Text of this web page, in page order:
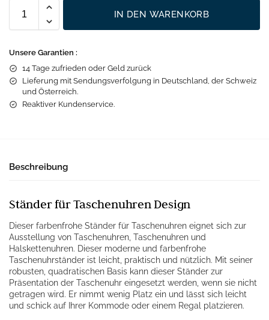
IN DEN WARENKORB
Unsere Garantien :
14 Tage zufrieden oder Geld zurück
Lieferung mit Sendungsverfolgung in Deutschland, der Schweiz
und Österreich.
Reaktiver Kundenservice.
Beschreibung
Ständer für Taschenuhren Design
Dieser farbenfrohe Ständer für Taschenuhren eignet sich zur
Ausstellung von Taschenuhren, Taschenuhren und
Halskettenuhren. Dieser moderne und farbenfrohe
Taschenuhrständer ist leicht, praktisch und nützlich. Mit seiner
robusten, quadratischen Basis kann dieser Ständer zur
Präsentation der Taschenuhr eingesetzt werden, wenn sie nicht
getragen wird. Er nimmt wenig Platz ein und lässt sich leicht
und schick auf Ihrer Kommode oder einem Regal platzieren.